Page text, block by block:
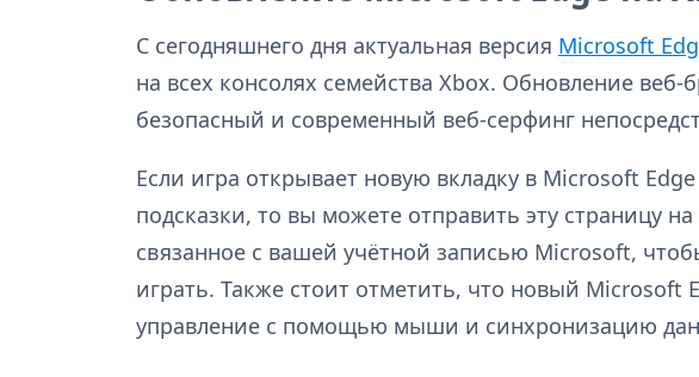
С сегодняшнего дня актуальная версия Microsoft
на всех консолях семейства Xbox. Обновление
безопасный и современный веб-серфинг
Если игра открывает новую вкладку в Microsoft
подсказки, то вы можете отправить эту страницу
связанное с вашей учётной записью Microsoft,
играть. Также стоит отметить, что новый Microsoft
управление с помощью мыши и синхронизацию